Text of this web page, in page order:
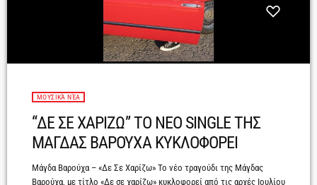
ΜΟΥΣΙΚΆ ΝΈΑ
“ΔΕ ΣΕ ΧΑΡΙΖΩ” ΤΟ ΝΕΟ SINGLE ΤΗΣ
ΜΑΓΔΑΣ ΒΑΡΟΥΧΑ ΚΥΚΛΟΦΟΡΕΙ
Μάγδα Βαρούχα – «Δε Σε Χαρίζω» Το νέο τραγούδι της Μάγδας
Βαρούχα, με τίτλο «Δε σε χαρίζω» κυκλοφορεί από τις αρχές Ιουλίου